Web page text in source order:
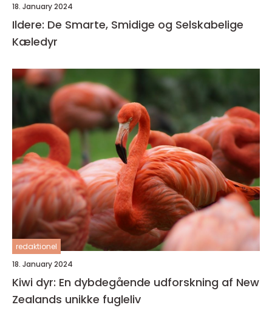
18. January 2024
Ildere: De Smarte, Smidige og Selskabelige
Kæledyr
redaktionel
18. January 2024
Kiwi dyr: En dybdegående udforskning af New
Zealands unikke fugleliv